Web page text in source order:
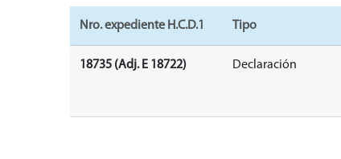
Nro. expediente H.C.D.1 Tipo
18735 (Adj. E 18722) Declaración